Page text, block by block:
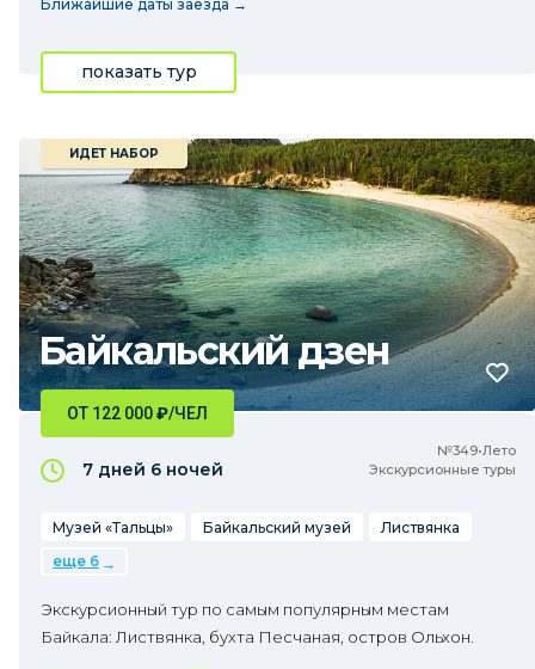
Ближайшие даты заезда →
показать тур
Байкальский дзен
ИДЕТ НАБОР
№349•Лето
Экскурсионные туры
ОТ 122 000₽/ЧЕЛ
7 дней 6 ночей
Музей «Тальцы» Байкальский музей
Листвянка
еще 6
Экскурсионный тур по самым популярным местам
Байкала: Листвянка, бухта Песчаная, остров Ольхон.